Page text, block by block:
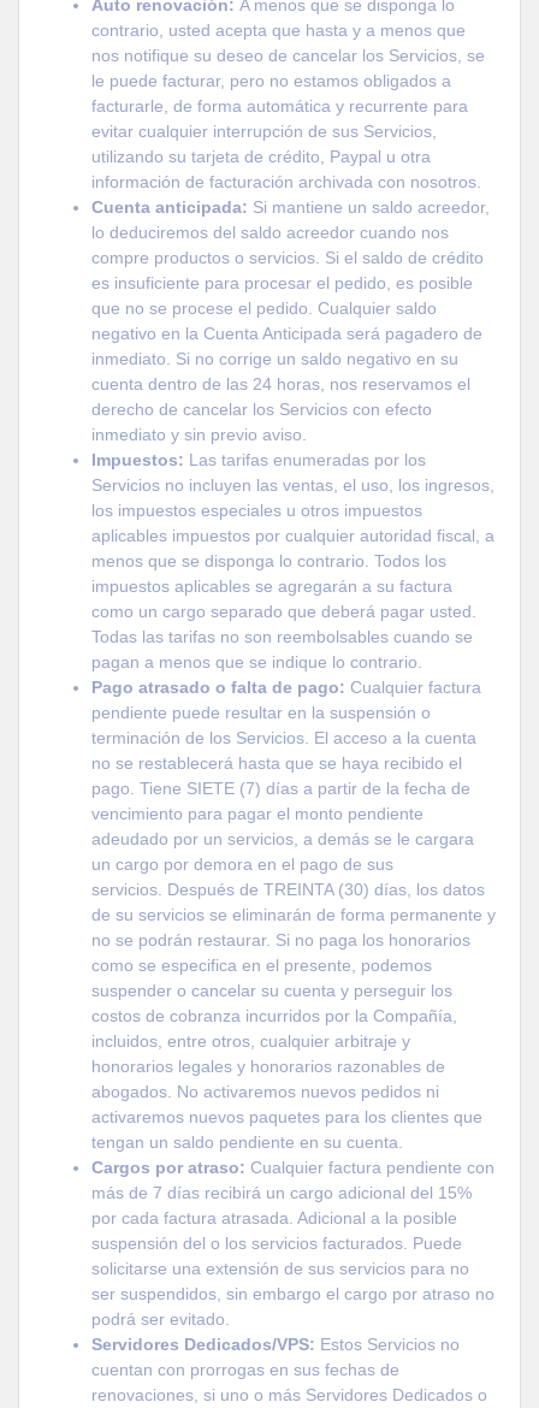
Auto renovación: A menos que se disponga lo
contrario, usted acepta que hasta y a menos que
nos notifique su deseo de cancelar los Servicios, se
le puede facturar, pero no estamos obligados a
facturarle, de forma automática y recurrente para
evitar cualquier interrupción de sus Servicios,
utilizando su tarjeta de crédito, Paypal u otra
información de facturación archivada con nosotros.
Cuenta anticipada: Si mantiene un saldo acreedor,
lo deduciremos del saldo acreedor cuando nos
compre productos o servicios. Si el saldo de crédito
es insuficiente para procesar el pedido, es posible
que no se procese el pedido. Cualquier saldo
negativo en la Cuenta Anticipada será pagadero de
inmediato. Si no corrige un saldo negativo en su
cuenta dentro de las 24 horas, nos reservamos el
derecho de cancelar los Servicios con efecto
inmediato y sin previo aviso.
Impuestos: Las tarifas enumeradas por los
Servicios no incluyen las ventas, el uso, los ingresos,
los impuestos especiales u otros impuestos
aplicables impuestos por cualquier autoridad fiscal, a
menos que se disponga lo contrario. Todos los
impuestos aplicables se agregarán a su factura
como un cargo separado que deberá pagar usted.
Todas las tarifas no son reembolsables cuando se
pagan a menos que se indique lo contrario.
Pago atrasado o falta de pago: Cualquier factura
pendiente puede resultar en la suspensión o
terminación de los Servicios. El acceso a la cuenta
no se restablecerá hasta que se haya recibido el
pago. Tiene SIETE (7) días a partir de la fecha de
vencimiento para pagar el monto pendiente
adeudado por un servicios, a demás se le cargara
un cargo por demora en el pago de sus
servicios. Después de TREINTA (30) días, los datos
de su servicios se eliminarán de forma permanente y
no se podrán restaurar. Si no paga los honorarios
como se especifica en el presente, podemos
suspender o cancelar su cuenta y perseguir los
costos de cobranza incurridos por la Compañía,
incluidos, entre otros, cualquier arbitraje y
honorarios legales y honorarios razonables de
abogados. No activaremos nuevos pedidos ni
activaremos nuevos paquetes para los clientes que
tengan un saldo pendiente en su cuenta.
Cargos por atraso: Cualquier factura pendiente con
más de 7 días recibirá un cargo adicional del 15%
por cada factura atrasada. Adicional a la posible
suspensión del o los servicios facturados. Puede
solicitarse una extensión de sus servicios para no
ser suspendidos, sin embargo el cargo por atraso no
podrá ser evitado.
Servidores Dedicados/VPS: Estos Servicios no
cuentan con prorrogas en sus fechas de
renovaciones, si uno o más Servidores Dedicados o